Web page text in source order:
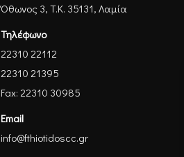
Όθωνος 3, Τ.Κ. 35131, Λαμία
Τηλέφωνο
22310 22112
22310 21395
Fax: 22310 30985
Email
info@fthiotidoscc.gr